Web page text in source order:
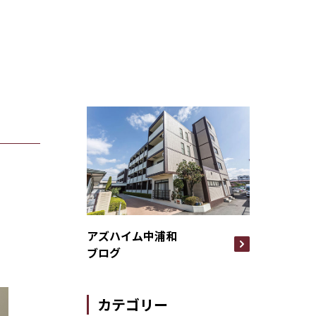
アズハイム中浦和
ブログ
カテゴリー